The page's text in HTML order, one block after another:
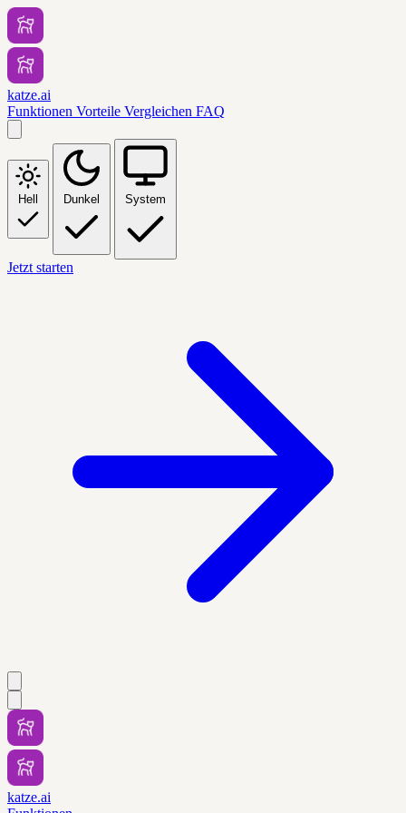
katze.ai
Funktionen Vorteile Vergleichen FAQ
Hell Dunkel System
Jetzt starten
katze.ai